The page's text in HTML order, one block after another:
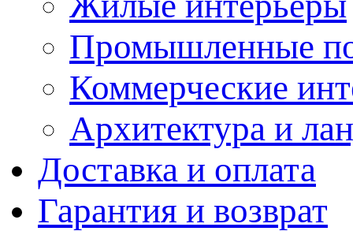
Промышленные
Коммерческие
Архитектура и
Доставка и оплата
Гарантия и возврат